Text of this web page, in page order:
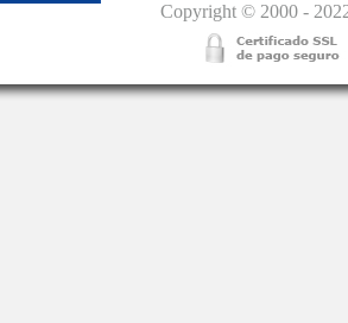
Copyright © 2000 -